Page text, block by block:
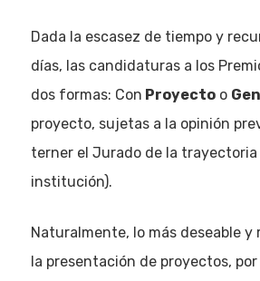
Dada la escasez de tiempo y
días, las candidaturas a los
dos formas: Con Proyectoo
proyecto, sujetas a la opinión
terner el Jurado de la trayectoria
institución).
Naturalmente, lo más deseable y
la presentación de proyectos,